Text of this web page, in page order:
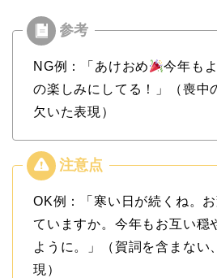
NG例：「あけおめ
今年も
の楽しみにしてる！」（喪中
欠いた表現）
OK例：「寒い日が続くね。
ていますか。今年もお互い穏
ように。」（賀詞を含まない
現）